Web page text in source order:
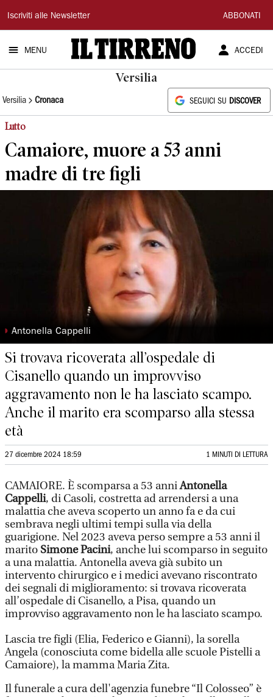
Il
Tirreno
Iscriviti alle Newsletter ABBONATI
MENU ACCEDI
Versilia
Versilia Cronaca SEGUICI SU DISCOVER
Lutto
Camaiore, muore a 53 anni
madre di tre figli
◗ Antonella Cappelli
Si trovava ricoverata all’ospedale di
Cisanello quando un improvviso
aggravamento non le ha lasciato scampo.
Anche il marito era scomparso alla stessa
età
27 dicembre 2024 18:59 1 MINUTI DI LETTURA
CAMAIORE. È scomparsa a 53 anniAntonella
Cappelli, di Casoli, costretta ad arrendersi a una
malattia che aveva scoperto un anno fa e da cui
sembrava negli ultimi tempi sulla via della
guarigione. Nel 2023 aveva perso sempre a 53 anni il
marito Simone Pacini, anche lui scomparso in seguito
a una malattia. Antonella aveva già subito un
intervento chirurgico e i medici avevano riscontrato
dei segnali di miglioramento: si trovava ricoverata
all’ospedale di Cisanello, a Pisa, quando un
improvviso aggravamento non le ha lasciato scampo.
Lascia tre figli (Elia, Federico e Gianni), la sorella
Angela (conosciuta come bidella alle scuole Pistelli a
Camaiore), la mamma Maria Zita.
Il funerale a cura dell'agenzia funebre “Il Colosseo” è